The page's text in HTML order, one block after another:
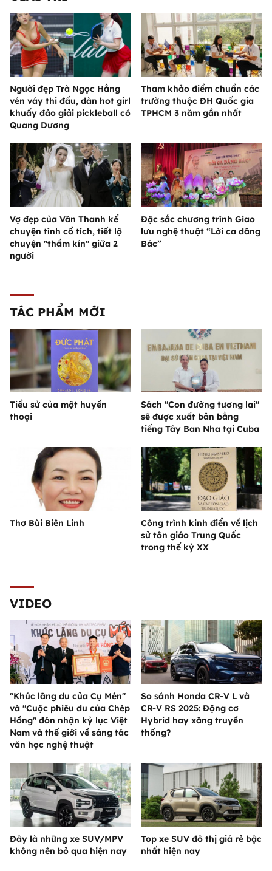
Người đẹp Trà Ngọc Hằng
vén váy thi đấu, dàn hot girl
khuấy đảo giải pickleball có
Quang Dương
Tham khảo điểm chuẩn các
trường thuộc ĐH Quốc gia
TPHCM 3 năm gần nhất
Vợ đẹp của Văn Thanh kể
chuyện tình cổ tích, tiết lộ
chuyện "thầm kín" giữa 2
người
Đặc sắc chương trình Giao
lưu nghệ thuật “Lời ca dâng
Bác”
TÁC PHẨM MỚI
Tiểu sử của một huyền
thoại
Sách "Con đường tương lai"
sẽ được xuất bản bằng
tiếng Tây Ban Nha tại Cuba
Thơ Bùi Biên Linh
Công trình kinh điển về lịch
sử tôn giáo Trung Quốc
trong thế kỷ XX
VIDEO
"Khúc lãng du của Cụ Mén"
và "Cuộc phiêu du của Chép
Hồng" đón nhận kỷ lục Việt
Nam và thế giới về sáng tác
văn học nghệ thuật
So sánh Honda CR-V L và
CR-V RS 2025: Động cơ
Hybrid hay xăng truyền
thống?
Đây là những xe SUV/MPV
không nên bỏ qua hiện nay
Top xe SUV đô thị giá rẻ bậc
nhất hiện nay